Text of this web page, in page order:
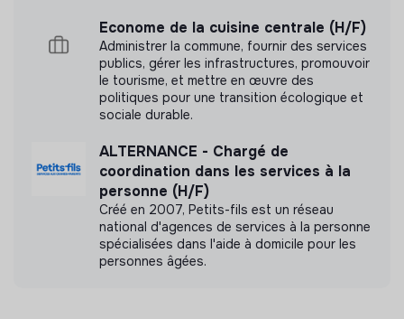
Econome de la cuisine centrale (H/F)
Administrer la commune, fournir des services
publics, gérer les infrastructures, promouvoir
le tourisme, et mettre en œuvre des
politiques pour une transition écologique et
sociale durable.
ALTERNANCE - Chargé de
coordination dans les services à la
personne (H/F)
Créé en 2007, Petits-fils est un réseau
national d'agences de services à la personne
spécialisées dans l'aide à domicile pour les
personnes âgées.